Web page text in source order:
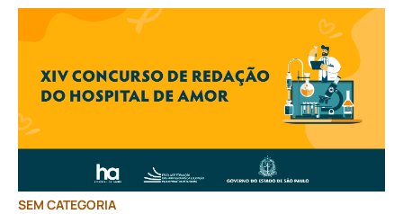
SEM CATEGORIA